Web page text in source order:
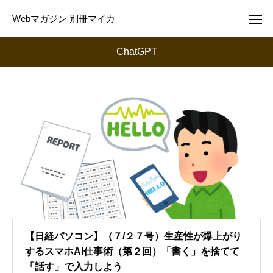
Webマガジン 別冊マイカ
ChatGPT
【日経パソコン】（７/２７号）生産性が爆上がり
するスマホAI仕事術（第２回）「書く」を捨てて
「話す」で入力しよう